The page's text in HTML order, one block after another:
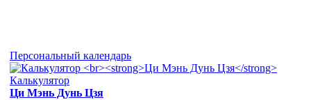
Персональный календарь
Калькулятор
Ци Мэнь Дунь Цзя